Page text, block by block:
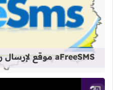
aFreeSMS موقع لإرسال رسائل نصية قصيرة مجاناً